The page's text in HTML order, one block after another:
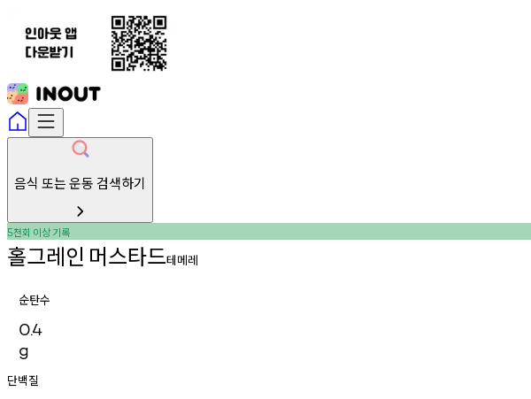
음식 또는 운동 검색하기
5천회 이상기록
홀그레인 머스타드테메레
순탄수
0.4
g
단백질